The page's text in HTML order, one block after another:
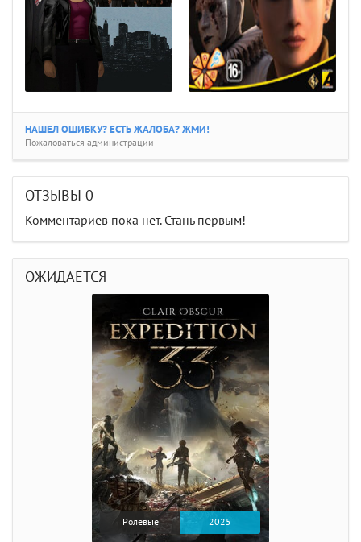
НАШЕЛ ОШИБКУ? ЕСТЬ ЖАЛОБА? ЖМИ!
Пожаловаться администрации
ОТЗЫВЫ 0
Комментариев пока нет. Стань первым!
ОЖИДАЕТСЯ
Ролевые 2025